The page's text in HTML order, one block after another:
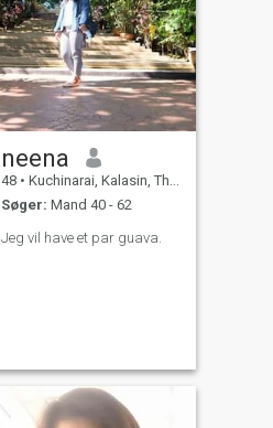
neena
48 • Kuchinarai, Kalasin, Thailand
Søger: Mand 40 - 62
Jeg vil have et par guava.